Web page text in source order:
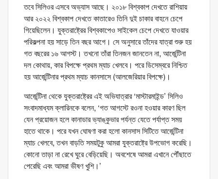
তবে সিলিওর এসবে অভ্যাস আছে। ২০১৮ বিশ্বকাপ দেখতে রাশিয়ায়
আর ২০২২ বিশ্বকাপ দেখতে কাতারেও তিনি দুই চাকার বাহনে চেপে
গিয়েছিলেন। যুক্তরাষ্ট্রের বিশ্বকাপেও সাইকেল চেপে দেখতে যাওয়ার
পরিকল্পনা হয় সাড়ে তিন বছর আগে। সে অনুসারে তাঁদের যাত্রা শুরু হয়
গত বছরের ১৬ আগস্ট। তখনো তাঁরা তিনজন জানতেন না, আর্জেন্টিনা
দল কোথায়, কার বিপক্ষে প্রথম ম্যাচ খেলবে। পরে ডিসেম্বরে নিশ্চিত
হয় আর্জেন্টিনার প্রথম ম্যাচ কানসাসে (আলজেরিয়ার বিপক্ষে)।
আর্জেন্টিনা থেকে যুক্তরাষ্ট্রের এই অভিযাত্রার ‘মাস্টারমাইন্ড’ সিলিও
সংবাদমাধ্যম ক্লারিনকে বলেন, ‘গত আগস্টে রওনা হওয়ার কারণ ছিল
যেন প্রয়োজন হলে কানাডার ভ্যাঙ্কুভার পর্যন্ত যেতে পর্যাপ্ত সময়
হাতে থাকে। পরে যখন ঘোষণা করা হলো কানসাস সিটিতে আর্জেন্টিনা
ম্যাচ খেলবে, তখন বাড়তি সময়টুকু আমরা যুক্তরাষ্ট্রে উপভোগ করেছি।
কোনো তাড়া না রেখে ঘুরে বেড়িয়েছি। অবশেষে আমরা এখানে পৌঁছাতে
পেরেছি এবং আমরা ভীষণ খুশি।’